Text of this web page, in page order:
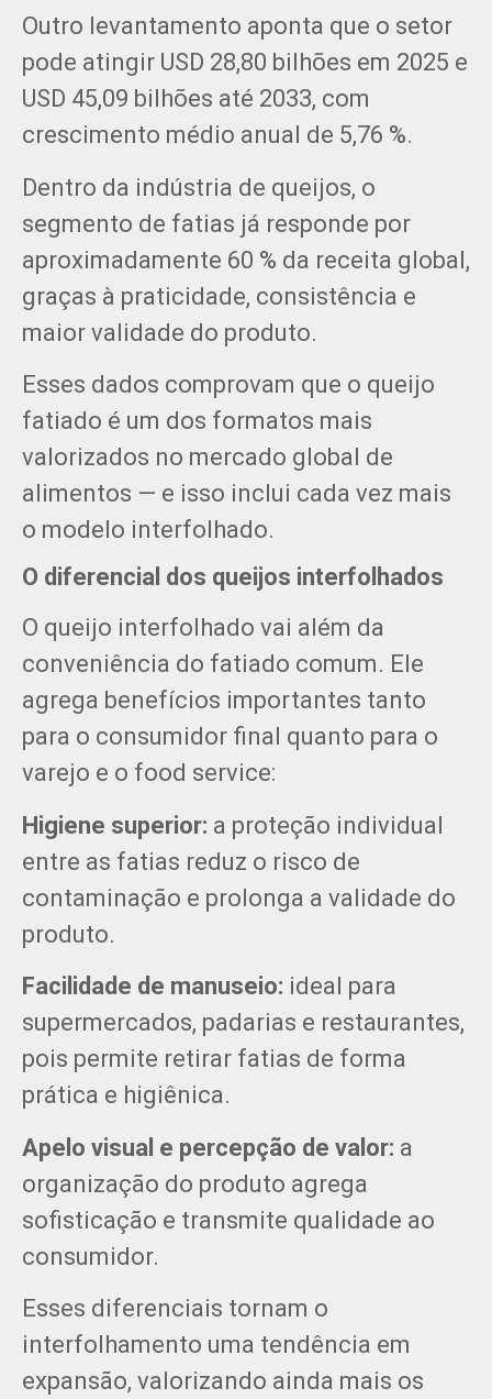
Outro levantamento aponta que o setor
pode atingir USD 28,80 bilhões em 2025 e
USD 45,09 bilhões até 2033, com
crescimento médio anual de 5,76 %.
Dentro da indústria de queijos, o
segmento de fatias já responde por
aproximadamente 60 % da receita global,
graças à praticidade, consistência e
maior validade do produto.
Esses dados comprovam que o queijo
fatiado é um dos formatos mais
valorizados no mercado global de
alimentos — e isso inclui cada vez mais
o modelo interfolhado.
O diferencial dos queijos interfolhados
O queijo interfolhado vai além da
conveniência do fatiado comum. Ele
agrega benefícios importantes tanto
para o consumidor final quanto para o
varejo e o food service:
Higiene superior: a proteção individual
entre as fatias reduz o risco de
contaminação e prolonga a validade do
produto.
Facilidade de manuseio: ideal para
supermercados, padarias e restaurantes,
pois permite retirar fatias de forma
prática e higiênica.
Apelo visual e percepção de valor: a
organização do produto agrega
sofisticação e transmite qualidade ao
consumidor.
Esses diferenciais tornam o
interfolhamento uma tendência em
expansão, valorizando ainda mais os